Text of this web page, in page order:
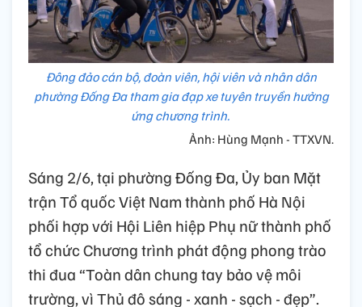
Đông đảo cán bộ, đoàn viên, hội viên và nhân dân
phường Đống Đa tham gia đạp xe tuyên truyền hưởng
ứng chương trình.
Ảnh: Hùng Mạnh - TTXVN.
Sáng 2/6, tại phường Đống Đa, Ủy ban Mặt
trận Tổ quốc Việt Nam thành phố Hà Nội
phối hợp với Hội Liên hiệp Phụ nữ thành phố
tổ chức Chương trình phát động phong trào
thi đua “Toàn dân chung tay bảo vệ môi
trường, vì Thủ đô sáng - xanh - sạch - đẹp”.